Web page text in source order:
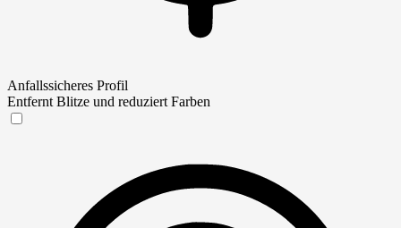
Anfallssicheres Profil
Entfernt Blitze und reduziert Farben